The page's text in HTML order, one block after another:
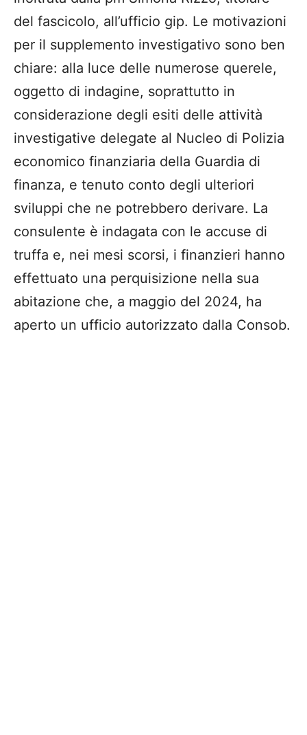
del fascicolo, all’ufficio gip. Le motivazioni
per il supplemento investigativo sono ben
chiare: alla luce delle numerose querele,
oggetto di indagine, soprattutto in
considerazione degli esiti delle attività
investigative delegate al Nucleo di Polizia
economico finanziaria della Guardia di
finanza, e tenuto conto degli ulteriori
sviluppi che ne potrebbero derivare. La
consulente è indagata con le accuse di
truffa e, nei mesi scorsi, i finanzieri hanno
effettuato una perquisizione nella sua
abitazione che, a maggio del 2024, ha
aperto un ufficio autorizzato dalla Consob.